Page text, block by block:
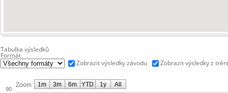
Tabulka výsledků
Formát
Zobrazit výsledky závodu
Zobrazit výsledky z
Zoom
90
1m 3m 6m YTD 1y All